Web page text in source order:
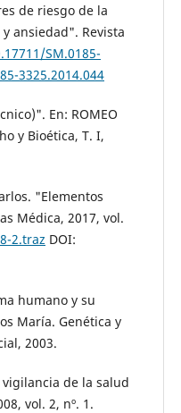
de riesgo de la
ansiedad". Revista
SM.0185-
3325.2014.044
En: ROMEO
y Bioética, T. I,
"Elementos
Médica, 2017, vol.
2.traz DOI:
humano y su
María. Genética y
2003.
vigilancia de la salud
vol. 2, nº. 1.